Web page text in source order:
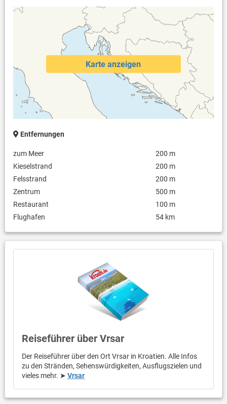
Karte anzeigen
Entfernungen
zum Meer
200 m
Kieselstrand
200 m
Felsstrand
200 m
Zentrum
500 m
Restaurant
100 m
Flughafen
54 km
Reiseführer über Vrsar
Der Reiseführer über den Ort Vrsar in Kroatien. Alle Infos
zu den Stränden, Sehenswürdigkeiten, Ausflugszielen und
vieles mehr. ➤ Vrsar